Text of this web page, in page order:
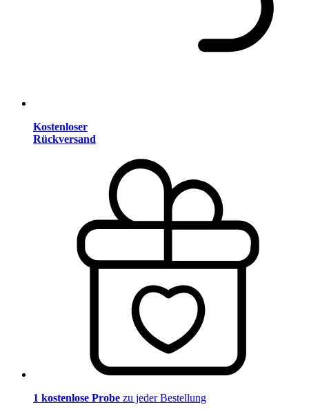
Kostenloser
Rückversand
1 kostenlose Probe zu jeder Bestellung